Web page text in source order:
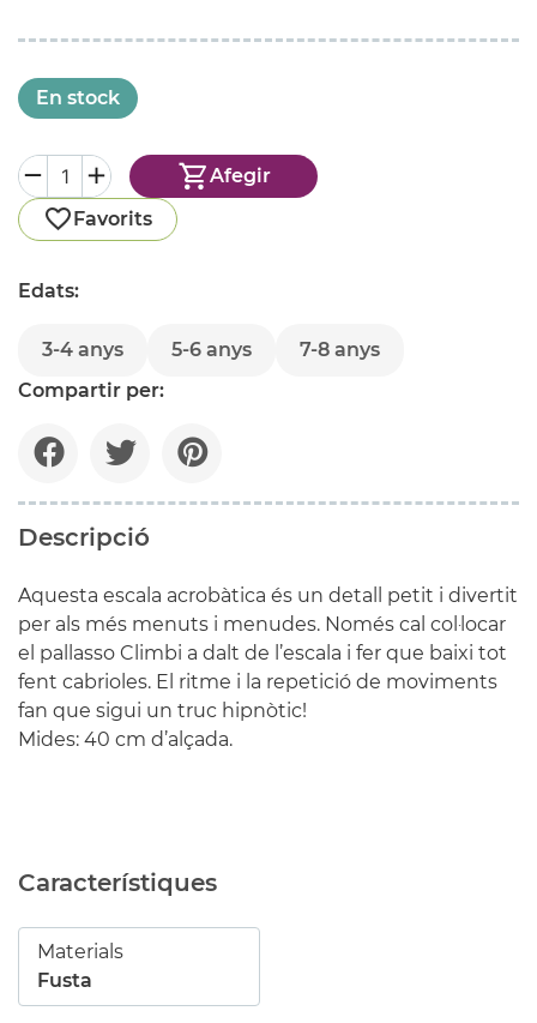
En stock
Afegir
Favorits
Edats:
3-4 anys 5-6 anys
7-8 anys
Compartir per:
Descripció
Aquesta escala acrobàtica és un detall petit i divertit
per als més menuts i menudes. Només cal col·locar
el pallasso Climbi a dalt de l’escala i fer que baixi tot
fent cabrioles. El ritme i la repetició de moviments
fan que sigui un truc hipnòtic!
Mides: 40 cm d’alçada.
Característiques
Materials
Fusta